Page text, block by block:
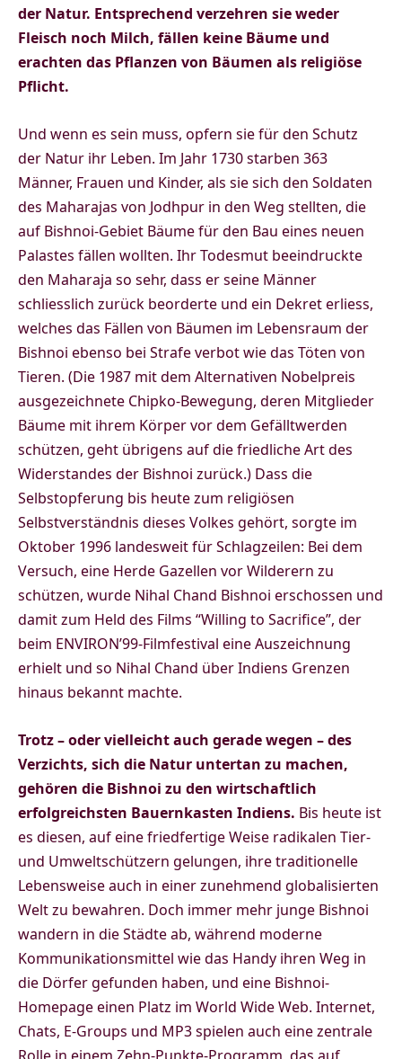
der Natur. Entsprechend verzehren sie weder
Fleisch noch Milch, fällen keine Bäume und
erachten das Pflanzen von Bäumen als religiöse
Pflicht.
Und wenn es sein muss, opfern sie für den Schutz
der Natur ihr Leben. Im Jahr 1730 starben 363
Männer, Frauen und Kinder, als sie sich den Soldaten
des Maharajas von Jodhpur in den Weg stellten, die
auf Bishnoi-Gebiet Bäume für den Bau eines neuen
Palastes fällen wollten. Ihr Todesmut beeindruckte
den Maharaja so sehr, dass er seine Männer
schliesslich zurück beorderte und ein Dekret erliess,
welches das Fällen von Bäumen im Lebensraum der
Bishnoi ebenso bei Strafe verbot wie das Töten von
Tieren. (Die 1987 mit dem Alternativen Nobelpreis
ausgezeichnete Chipko-Bewegung, deren Mitglieder
Bäume mit ihrem Körper vor dem Gefälltwerden
schützen, geht übrigens auf die friedliche Art des
Widerstandes der Bishnoi zurück.) Dass die
Selbstopferung bis heute zum religiösen
Selbstverständnis dieses Volkes gehört, sorgte im
Oktober 1996 landesweit für Schlagzeilen: Bei dem
Versuch, eine Herde Gazellen vor Wilderern zu
schützen, wurde Nihal Chand Bishnoi erschossen und
damit zum Held des Films “Willing to Sacrifice”, der
beim ENVIRON’99-Filmfestival eine Auszeichnung
erhielt und so Nihal Chand über Indiens Grenzen
hinaus bekannt machte.
Trotz – oder vielleicht auch gerade wegen – des
Verzichts, sich die Natur untertan zu machen,
gehören die Bishnoi zu den wirtschaftlich
erfolgreichsten Bauernkasten Indiens. Bis heute ist
es diesen, auf eine friedfertige Weise radikalen Tier-
und Umweltschützern gelungen, ihre traditionelle
Lebensweise auch in einer zunehmend globalisierten
Welt zu bewahren. Doch immer mehr junge Bishnoi
wandern in die Städte ab, während moderne
Kommunikationsmittel wie das Handy ihren Weg in
die Dörfer gefunden haben, und eine Bishnoi-
Homepage einen Platz im World Wide Web. Internet,
Chats, E-Groups und MP3 spielen auch eine zentrale